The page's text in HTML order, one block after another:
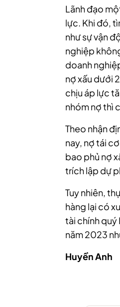
Lãnh đạo
lực. Khi đó,
như sự vận
nghiệp
doanh
nợ xấu dưới
chịu áp lực
nhóm nợ thì
Theo nhận
nay, nợ tái
bao phủ nợ
trích lập dự
Tuy nhiên,
hàng lại có
tài chính quý
năm 2023
Huyền Anh